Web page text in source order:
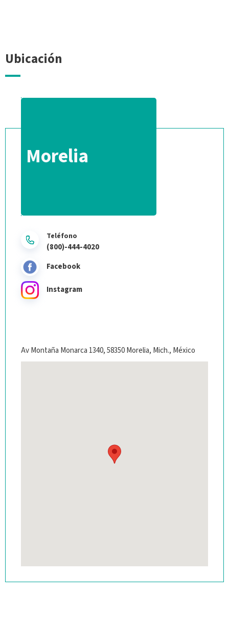
Ubicación
Morelia
Teléfono
(800)-444-4020
Facebook
Instagram
Av Montaña Monarca 1340, 58350 Morelia, Mich., México